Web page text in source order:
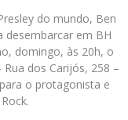
do mundo, Ben
em BH
domingo, às 20h, o
dos Carijós, 258 –
o protagonista e